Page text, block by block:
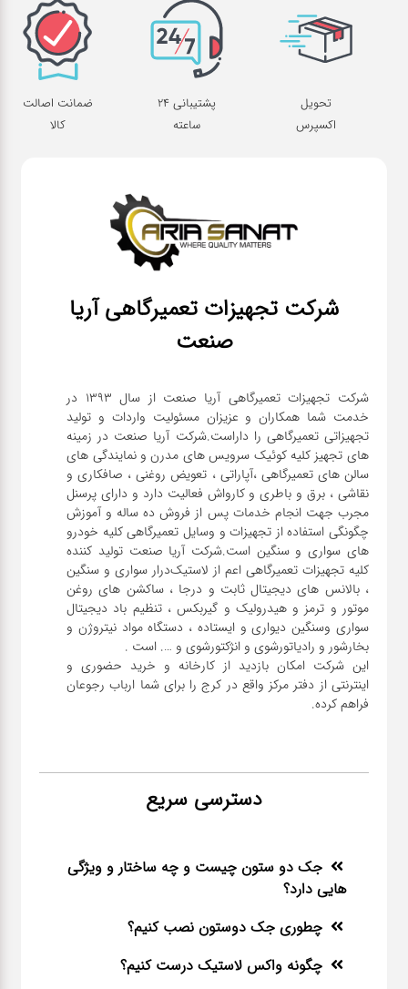
تحویل
اکسپرس
پشتیبانی 24
ساعته
ضمانت اصالت
کالا
شرکت تجهیزات تعمیرگاهی آریا
صنعت
شرکت تجهیزات تعمیرگاهی آریا صنعت از سال ۱۳۹۳ در
خدمت شما همکاران و عزیزان مسئولیت واردات و تولید
تجهیزاتی تعمیرگاهی را داراست.شرکت آریا صنعت در زمینه
های تجهیز کلیه کوئیک سرویس های مدرن و نمایندگی های
سالن های تعمیرگاهی ،آپاراتی ، تعویض روغنی ، صافکاری و
نقاشی ، برق و باطری و کارواش فعالیت دارد و دارای پرسنل
مجرب جهت انجام خدمات پس از فروش ده ساله و آموزش
چگونگی استفاده از تجهیزات و وسایل تعمیرگاهی کلیه خودرو
های سواری و سنگین است.شرکت آریا صنعت تولید کننده
کلیه تجهیزات تعمیرگاهی اعم از لاستیک‌درار سواری و ‌سنگین
، بالانس های دیجیتال ثابت و درجا ، ساکشن های روغن
موتور و ترمز و هیدرولیک و گیربکس ، تنظیم باد دیجیتال
سواری و‌سنگین دیواری و ایستاده ، دستگاه مواد نیتروژن و
این شرکت امکان بازدید از کارخانه و خرید حضوری و
اینترنتی از دفتر مرکز واقع در کرج را برای شما ارباب رجوعان
فراهم کرده.
دسترسی سریع
جک دو ستون چیست و چه ساختار و ویژگی
هایی دارد؟
چطوری جک دوستون نصب کنیم؟
چگونه واکس لاستیک درست کنیم؟